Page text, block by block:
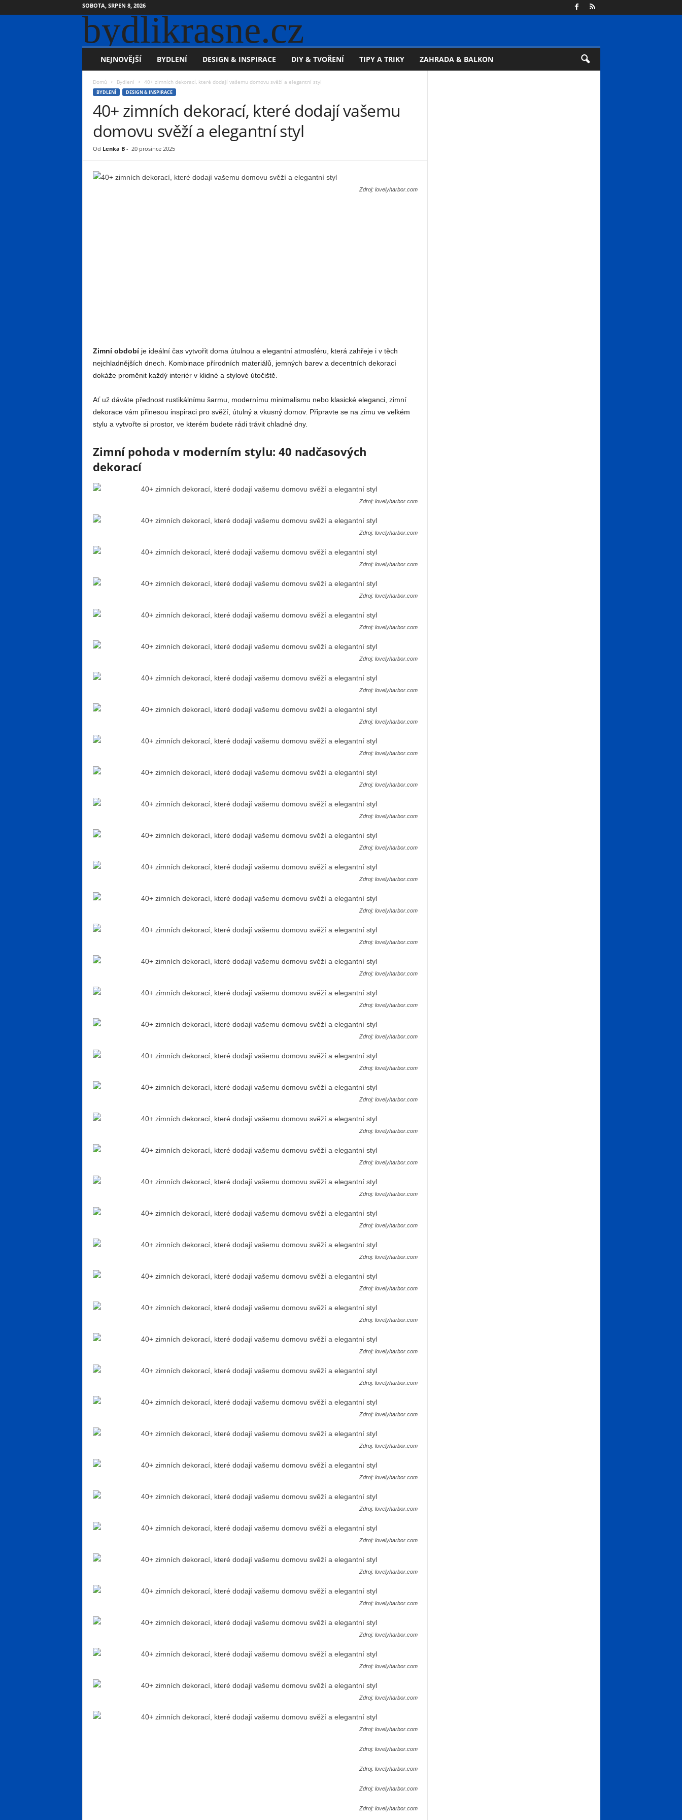
SOBOTA, SRPEN 8, 2026
bydlikrasne.cz
NEJNOVĚJŠÍ BYDLENÍ DESIGN & INSPIRACE DIY & TVOŘENÍ TIPY A TRIKY ZAHRADA & BALKON
Domů Bydlení 40+ zimních dekorací, které dodají vašemu domovu svěží a elegantní styl
BYDLENÍ DESIGN & INSPIRACE
40+ zimních dekorací, které dodají vašemu
domovu svěží a elegantní styl
Od Lenka B- 20 prosince 2025
Zdroj: lovelyharbor.com
Zimní obdobíje ideální čas vytvořit doma útulnou a elegantní atmosféru, která zahřeje i v těch
nejchladnějších dnech. Kombinace přírodních materiálů, jemných barev a decentních dekorací
dokáže proměnit každý interiér v klidné a stylové útočiště.
Ať už dáváte přednost rustikálnímu šarmu, modernímu minimalismu nebo klasické eleganci, zimní
dekorace vám přinesou inspiraci pro svěží, útulný a vkusný domov. Připravte se na zimu ve velkém
stylu a vytvořte si prostor, ve kterém budete rádi trávit chladné dny.
Zimní pohoda v moderním stylu: 40 nadčasových
dekorací
Zdroj: lovelyharbor.com
Zdroj: lovelyharbor.com
Zdroj: lovelyharbor.com
Zdroj: lovelyharbor.com
Zdroj: lovelyharbor.com
Zdroj: lovelyharbor.com
Zdroj: lovelyharbor.com
Zdroj: lovelyharbor.com
Zdroj: lovelyharbor.com
Zdroj: lovelyharbor.com
Zdroj: lovelyharbor.com
Zdroj: lovelyharbor.com
Zdroj: lovelyharbor.com
Zdroj: lovelyharbor.com
Zdroj: lovelyharbor.com
Zdroj: lovelyharbor.com
Zdroj: lovelyharbor.com
Zdroj: lovelyharbor.com
Zdroj: lovelyharbor.com
Zdroj: lovelyharbor.com
Zdroj: lovelyharbor.com
Zdroj: lovelyharbor.com
Zdroj: lovelyharbor.com
Zdroj: lovelyharbor.com
Zdroj: lovelyharbor.com
Zdroj: lovelyharbor.com
Zdroj: lovelyharbor.com
Zdroj: lovelyharbor.com
Zdroj: lovelyharbor.com
Zdroj: lovelyharbor.com
Zdroj: lovelyharbor.com
Zdroj: lovelyharbor.com
Zdroj: lovelyharbor.com
Zdroj: lovelyharbor.com
Zdroj: lovelyharbor.com
Zdroj: lovelyharbor.com
Zdroj: lovelyharbor.com
Zdroj: lovelyharbor.com
Zdroj: lovelyharbor.com
Zdroj: lovelyharbor.com
Zdroj: lovelyharbor.com
Zdroj: lovelyharbor.com
Zdroj: lovelyharbor.com
Zdroj: lovelyharbor.com